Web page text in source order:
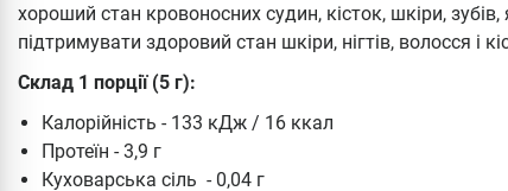
хороший стан кровоносних судин, кісток, шкіри,
підтримувати здоровий стан шкіри, нігтів, волосся і
Склад 1 порції (5 г):
Калорійність - 133 кДж / 16 ккал
Протеїн - 3,9 г
Куховарська сіль - 0,04 г